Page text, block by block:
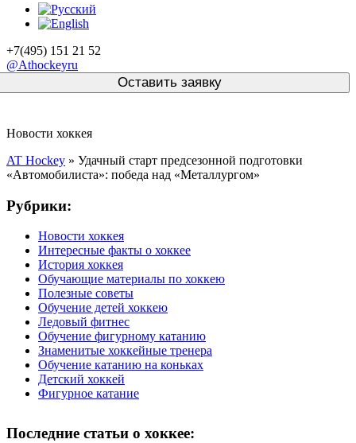
+7(495) 151 21 52
@Athockeyru
Новости хоккея
AT Hockey » Удачный старт предсезонной подготовки
«Автомобилиста»: победа над «Металлургом»
Рубрики:
Новости хоккея
Интересные факты о хоккее
История хоккея
Обучающие материалы по хоккею
Полезные советы
Обучение детей хоккею
Ледовый фитнес
Обучение фигурному катанию
Знаменитые хоккейные тренера
Обучение катанию на коньках
Детский хоккей
Фигурное катание
Последние статьи о хоккее: